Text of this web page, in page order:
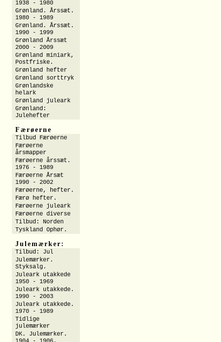
1938 - 1980
Grønland. Årssæt.
1980 - 1989
Grønland. Årssæt.
1990 - 1999
Grønland Årssæt
2000 - 2009
Grønland miniark,
Postfriske.
Grønland hefter
Grønland sorttryk
Grønlandske
helark
Grønland juleark
Grønland:
Julehefter
Færøerne
Tilbud Færøerne
Færøerne
årsmapper
Færøerne årssæt.
1976 - 1989
Færøerne Årsæt
1990 - 2002
Færøerne, hefter.
Færø hefter.
Færøerne juleark
Færøerne diverse
Tilbud: Norden
Tyskland Ophør.
Julemærker:
Tilbud: Jul
Julemærker.
Styksalg.
Juleark utakkede
1950 - 1969
Juleark utakkede.
1990 - 2003
Juleark utakkede.
1970 - 1989
Tidlige
julemærker
DK. Julemærker.